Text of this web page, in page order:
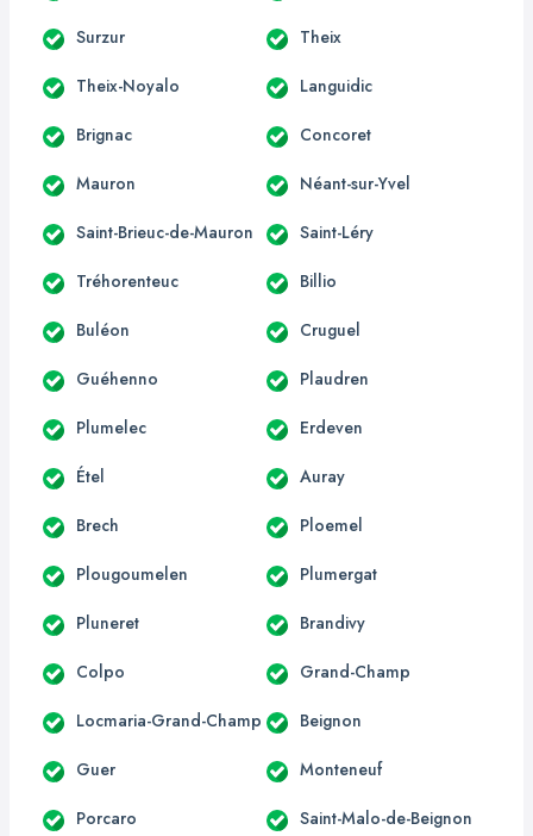
Surzur Theix
Theix-Noyalo Languidic
Brignac Concoret
Mauron Néant-sur-Yvel
Saint-Brieuc-de-Mauron Saint-Léry
Tréhorenteuc Billio
Buléon Cruguel
Guéhenno Plaudren
Plumelec Erdeven
Étel Auray
Brech Ploemel
Plougoumelen Plumergat
Pluneret Brandivy
Colpo Grand-Champ
Locmaria-Grand-Champ Beignon
Guer Monteneuf
Porcaro Saint-Malo-de-Beignon